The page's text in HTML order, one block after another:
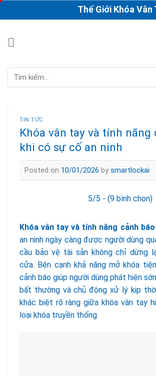
to
Thế Giới Khóa Vân
Tìm
TIN TỨC
Khóa vân tay và tính năng
khi có sự cố an ninh
Posted on 10/01/2026 by smartlockai
5/5 - (9 bình chọn)
Khóa vân tay và tính năng cảnh
an ninh ngày càng được người dùng
cầu bảo vệ tài sản không chỉ dừng
cửa. Bên cạnh khả năng mở khóa
cảnh báo giúp người dùng phát hiện
bất thường và chủ động xử lý kịp
khác biệt rõ ràng giữa khóa vân tay
loại khóa truyền thống.